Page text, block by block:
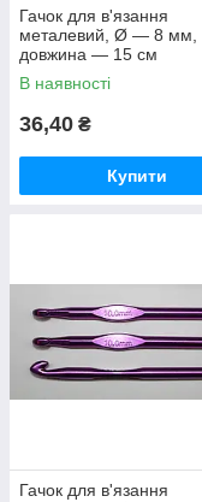
Гачок для в'язання
металевий, Ø — 8 мм,
довжина — 15 см
В наявності
36,40 ₴
Купити
Гачок для в'язання